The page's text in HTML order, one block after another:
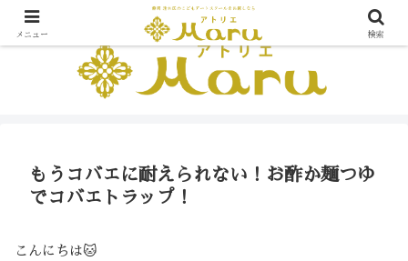
もうコバエに耐えられない！お酢か麺つゆ
でコバエトラップ！
こんにちは🐱
メニュー 検索